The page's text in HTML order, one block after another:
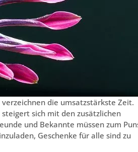
die umsatzstärkste Zeit.
sich mit den zusätzlichen
und Bekannte müssen zum
Geschenke für alle sind zu